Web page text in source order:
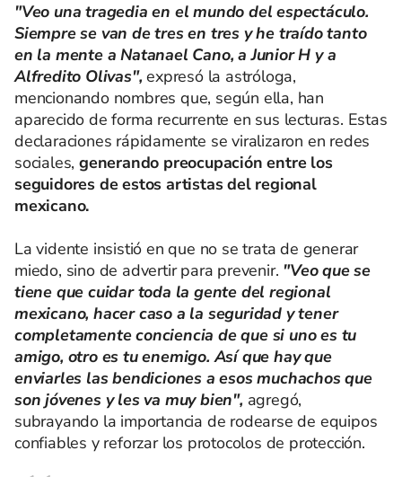
"Veo una tragedia en el mundo del espectáculo.
Siempre se van de tres en tres y he traído tanto
en la mente a Natanael Cano, a Junior H y a
Alfredito Olivas", expresó la astróloga,
mencionando nombres que, según ella, han
aparecido de forma recurrente en sus lecturas. Estas
declaraciones rápidamente se viralizaron en redes
sociales, generando preocupación entre los
seguidores de estos artistas del regional
mexicano.
La vidente insistió en que no se trata de generar
miedo, sino de advertir para prevenir. "Veo que se
tiene que cuidar toda la gente del regional
mexicano, hacer caso a la seguridad y tener
completamente conciencia de que si uno es tu
amigo, otro es tu enemigo. Así que hay que
enviarles las bendiciones a esos muchachos que
son jóvenes y les va muy bien", agregó,
subrayando la importancia de rodearse de equipos
confiables y reforzar los protocolos de protección.